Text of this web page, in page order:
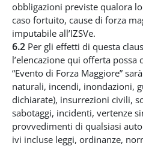
obbligazioni previste qualora
caso fortuito, cause di forza
imputabile all’IZSVe.
6.2 Per gli effetti di questa
l’elencazione qui offerta possa
“Evento di Forza Maggiore”
naturali, incendi, inondazioni,
dichiarate), insurrezioni civili,
sabotaggi, incidenti, vertenze
provvedimenti di qualsiasi
ivi incluse leggi, ordinanze,